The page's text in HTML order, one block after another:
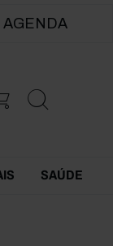
AGENDA
SAÚDE